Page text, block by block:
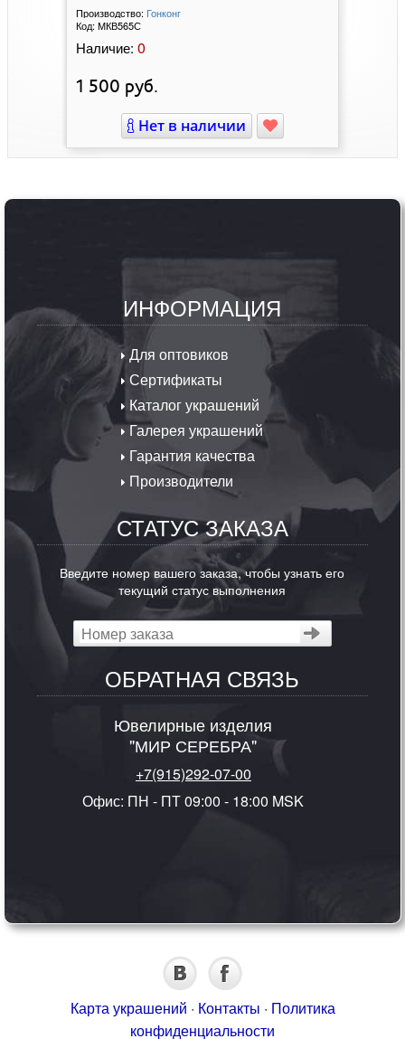
Производство: Гонконг
Код: МКВ565С
Наличие: 0
1 500 руб.
Нет в наличии
ИНФОРМАЦИЯ
Для оптовиков
Сертификаты
Каталог украшений
Галерея украшений
Гарантия качества
Производители
СТАТУС ЗАКАЗА
Введите номер вашего заказа, чтобы узнать его
текущий статус выполнения
ОБРАТНАЯ СВЯЗЬ
Ювелирные изделия
"МИР СЕРЕБРА"
+7(915)292-07-00
Офис: ПН - ПТ 09:00 - 18:00 MSK
Карта украшений · Контакты · Политика
конфиденциальности